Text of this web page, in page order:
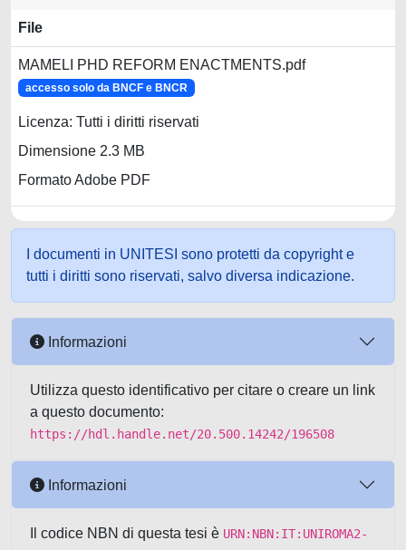
File
MAMELI PHD REFORM ENACTMENTS.pdf
accesso solo da BNCF e BNCR
Licenza: Tutti i diritti riservati
Dimensione 2.3 MB
Formato Adobe PDF
I documenti in UNITESI sono protetti da copyright e
tutti i diritti sono riservati, salvo diversa indicazione.
Informazioni
Utilizza questo identificativo per citare o creare un link
a questo documento:
https://hdl.handle.net/20.500.14242/196508
Informazioni
Il codice NBN di questa tesi è URN:NBN:IT:UNIROMA2-